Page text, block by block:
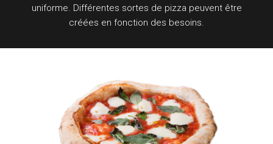
uniforme. Différentes sortes de pizza peuvent être
créées en fonction des besoins.